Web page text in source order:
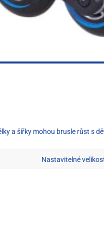
a šířky mohou brusle růst s
Nastavitelné